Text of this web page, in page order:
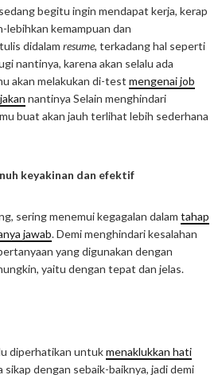
begitu ingin mendapat kerja, kerap
lebihkan kemampuan dan
didalam resume, terkadang hal seperti
nantinya, karena akan selalu ada
akan melakukan di-test mengenai job
nantinya Selain menghindari
buat akan jauh terlihat lebih sederhana
keyakinan dan efektif
sering menemui kegagalan dalam tahap
jawab. Demi menghindari kesalahan
yang digunakan dengan
yaitu dengan tepat dan jelas.
diperhatikan untukmenaklukkan hati
sikap dengan sebaik-baiknya, jadi demi